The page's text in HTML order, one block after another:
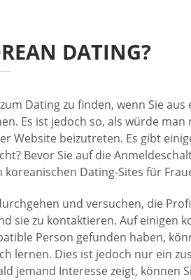
DATING?
Dating zu finden, wenn Sie
Es ist jedoch so, als würde
beizutreten. Es gibt
Bevor Sie auf die
Dating-Sites für
und versuchen, die
sie zu kontaktieren. Auf einigen
Person gefunden haben,
lernen. Dies ist jedoch nur ein
jemand Interesse zeigt, können